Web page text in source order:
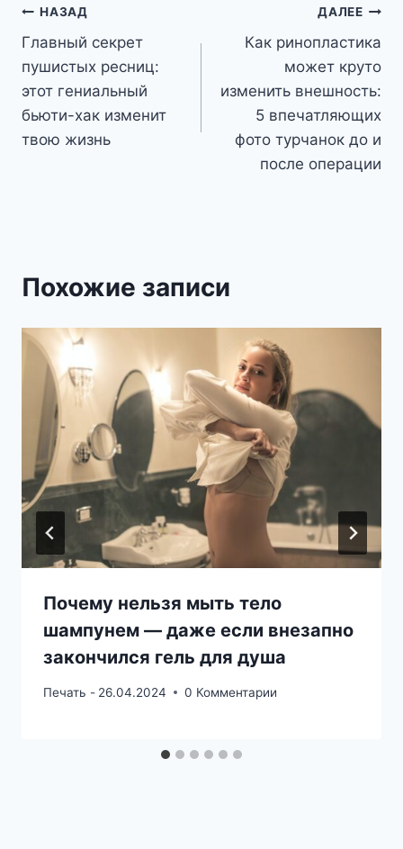
Навигация
по
записям
НАЗАД
Главный секрет
пушистых ресниц:
этот гениальный
бьюти-хак изменит
твою жизнь
ДАЛЕЕ
Как ринопластика
может круто
изменить внешность:
5 впечатляющих
фото турчанок до и
после операции
Похожие записи
Почему нельзя мыть тело
шампунем — даже если внезапно
закончился гель для душа
Печать - 26.04.2024 0 Комментарии